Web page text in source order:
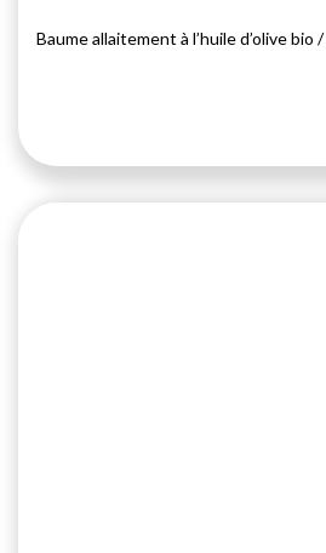
Baume allaitement à l’huile d’olive bio /